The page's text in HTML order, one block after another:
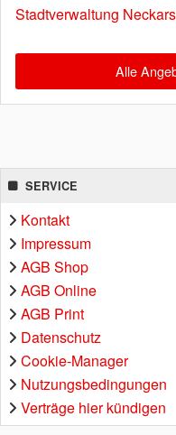
Stadtverwaltung
Alle
SERVICE
Kontakt
Impressum
AGB Shop
AGB Online
AGB Print
Datenschutz
Cookie-Manager
Nutzungsbedingungen
Verträge hier kündigen